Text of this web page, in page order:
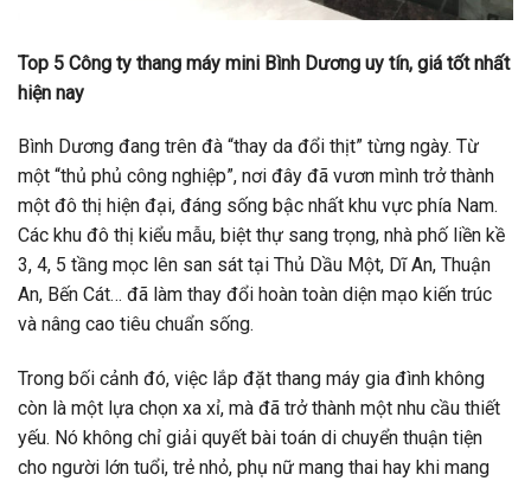
Top 5 Công ty thang máy mini Bình Dương uy tín, giá tốt nhất
hiện nay
Bình Dương đang trên đà “thay da đổi thịt” từng ngày. Từ
một “thủ phủ công nghiệp”, nơi đây đã vươn mình trở thành
một đô thị hiện đại, đáng sống bậc nhất khu vực phía Nam.
Các khu đô thị kiểu mẫu, biệt thự sang trọng, nhà phố liền kề
3, 4, 5 tầng mọc lên san sát tại Thủ Dầu Một, Dĩ An, Thuận
An, Bến Cát… đã làm thay đổi hoàn toàn diện mạo kiến trúc
và nâng cao tiêu chuẩn sống.
Trong bối cảnh đó, việc lắp đặt thang máy gia đình không
còn là một lựa chọn xa xỉ, mà đã trở thành một nhu cầu thiết
yếu. Nó không chỉ giải quyết bài toán di chuyển thuận tiện
cho người lớn tuổi, trẻ nhỏ, phụ nữ mang thai hay khi mang